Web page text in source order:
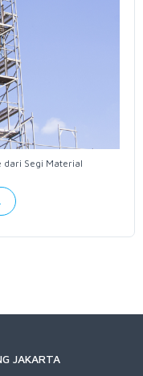
dan Siap Pakai
JAKARTA